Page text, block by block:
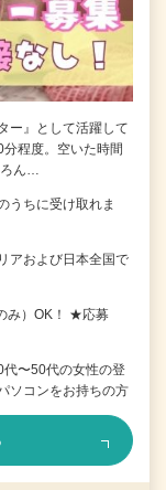
ー』として活躍して
程度。空いた時間
ん…
ちに受け取れま
アおよび日本全国で
み）OK！ ★応募
〜50代の女性の登
コンをお持ちの方